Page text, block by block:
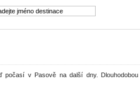
počasí v Pasově na další dny.